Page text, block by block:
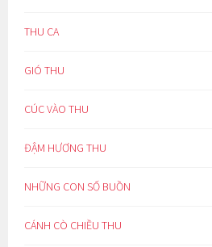
THU CA
GIÓ THU
CÚC VÀO THU
ĐẬM HƯƠNG THU
NHỮNG CON SỐ BUỒN
CÁNH CÒ CHIỀU THU